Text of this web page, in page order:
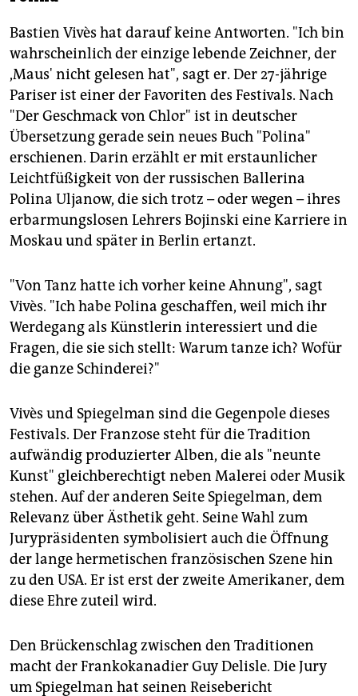
Bastien Vivès hat darauf keine Antworten. "Ich bin
wahrscheinlich der einzige lebende Zeichner, der
,Maus' nicht gelesen hat", sagt er. Der 27-jährige
Pariser ist einer der Favoriten des Festivals. Nach
"Der Geschmack von Chlor" ist in deutscher
Übersetzung gerade sein neues Buch "Polina"
erschienen. Darin erzählt er mit erstaunlicher
Leichtfüßigkeit von der russischen Ballerina
Polina Uljanow, die sich trotz – oder wegen – ihres
erbarmungslosen Lehrers Bojinski eine Karriere in
Moskau und später in Berlin ertanzt.
"Von Tanz hatte ich vorher keine Ahnung", sagt
Vivès. "Ich habe Polina geschaffen, weil mich ihr
Werdegang als Künstlerin interessiert und die
Fragen, die sie sich stellt: Warum tanze ich? Wofür
die ganze Schinderei?"
Vivès und Spiegelman sind die Gegenpole dieses
Festivals. Der Franzose steht für die Tradition
aufwändig produzierter Alben, die als "neunte
Kunst" gleichberechtigt neben Malerei oder Musik
stehen. Auf der anderen Seite Spiegelman, dem
Relevanz über Ästhetik geht. Seine Wahl zum
Jurypräsidenten symbolisiert auch die Öffnung
der lange hermetischen französischen Szene hin
zu den USA. Er ist erst der zweite Amerikaner, dem
diese Ehre zuteil wird.
Den Brückenschlag zwischen den Traditionen
macht der Frankokanadier Guy Delisle. Die Jury
um Spiegelman hat seinen Reisebericht